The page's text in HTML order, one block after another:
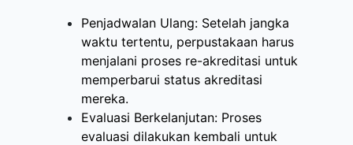
Penjadwalan Ulang: Setelah jangka
waktu tertentu, perpustakaan harus
menjalani proses re-akreditasi untuk
memperbarui status akreditasi
mereka.
Evaluasi Berkelanjutan: Proses
evaluasi dilakukan kembali untuk